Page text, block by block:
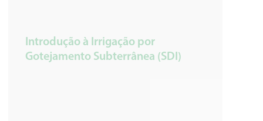
Introdução à Irrigação por
Gotejamento Subterrânea (SDI)